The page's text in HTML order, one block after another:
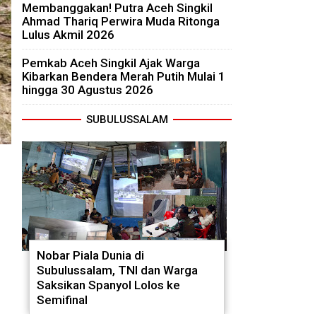
Membanggakan! Putra Aceh Singkil
Ahmad Thariq Perwira Muda Ritonga
Lulus Akmil 2026
Pemkab Aceh Singkil Ajak Warga
Kibarkan Bendera Merah Putih Mulai 1
hingga 30 Agustus 2026
SUBULUSSALAM
Nobar Piala Dunia di
Subulussalam, TNI dan Warga
Saksikan Spanyol Lolos ke
Semifinal